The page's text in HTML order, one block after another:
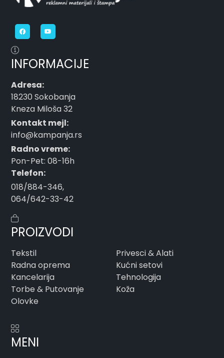
INFORMACIJE
Adresa:
18230 Sokobanja
Kneza Miloša 32
Kontakt mejl:
info@kampanja.rs
Radno vreme:
Pon-Pet: 08-16h
Telefon:
018/884-346,
064/642-33-42
PROIZVODI
Tekstil
Radna oprema
Kancelarija
Torbe & Putovanje
Olovke
Privesci & Alati
Kućni setovi
Tehnologija
Koža
MENI